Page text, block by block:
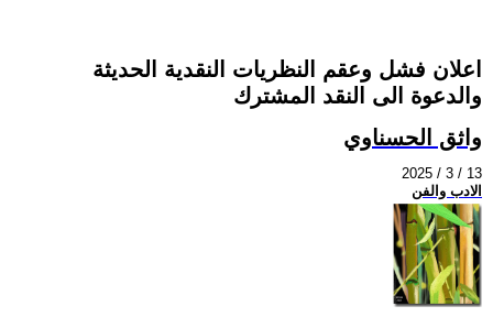
اعلان فشل وعقم النظريات النقدية الحديثة
والدعوة الى النقد المشترك
واثق الحسناوي
2025 / 3 / 13
الادب والفن